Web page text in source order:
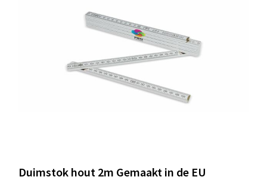
Duimstok hout 2m Gemaakt in de EU